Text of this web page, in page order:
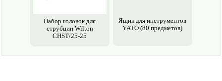
Набор головок для
струбцин Wilton
CHST/25-25
Ящик для инструментов
YATO (80 предметов)